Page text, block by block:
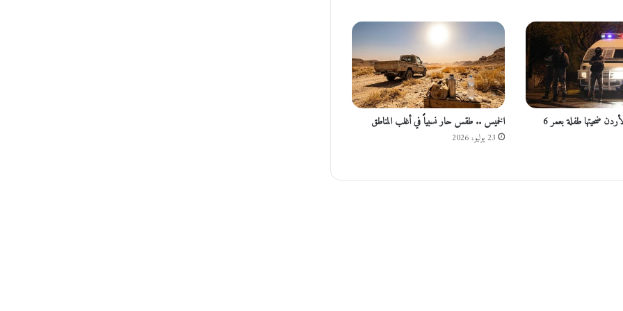
ا
ع
ت
ر
ض
ت
آ
خ
جريمة مروّعة في الأردن ضحيتها طفلة بعمر 6 الخميس .. طقس حار نسبياً في أغلب المناطق
23 يوليو، 2026